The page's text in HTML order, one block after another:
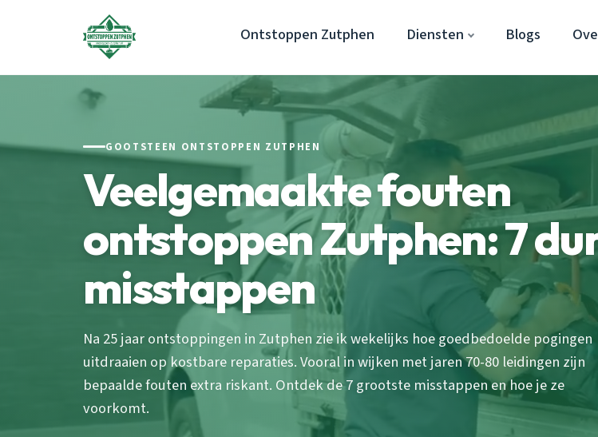
Ontstoppen Zutphen Diensten Blogs
GOOTSTEEN ONTSTOPPEN ZUTPHEN
Veelgemaakte fouten
ontstoppen Zutphen: 7
misstappen
Na 25 jaar ontstoppingen in Zutphen zie ik wekelijks hoe goedbedoelde pogingen
uitdraaien op kostbare reparaties. Vooral in wijken met jaren 70-80 leidingen zijn
bepaalde fouten extra riskant. Ontdek de 7 grootste misstappen en hoe je ze
voorkomt.